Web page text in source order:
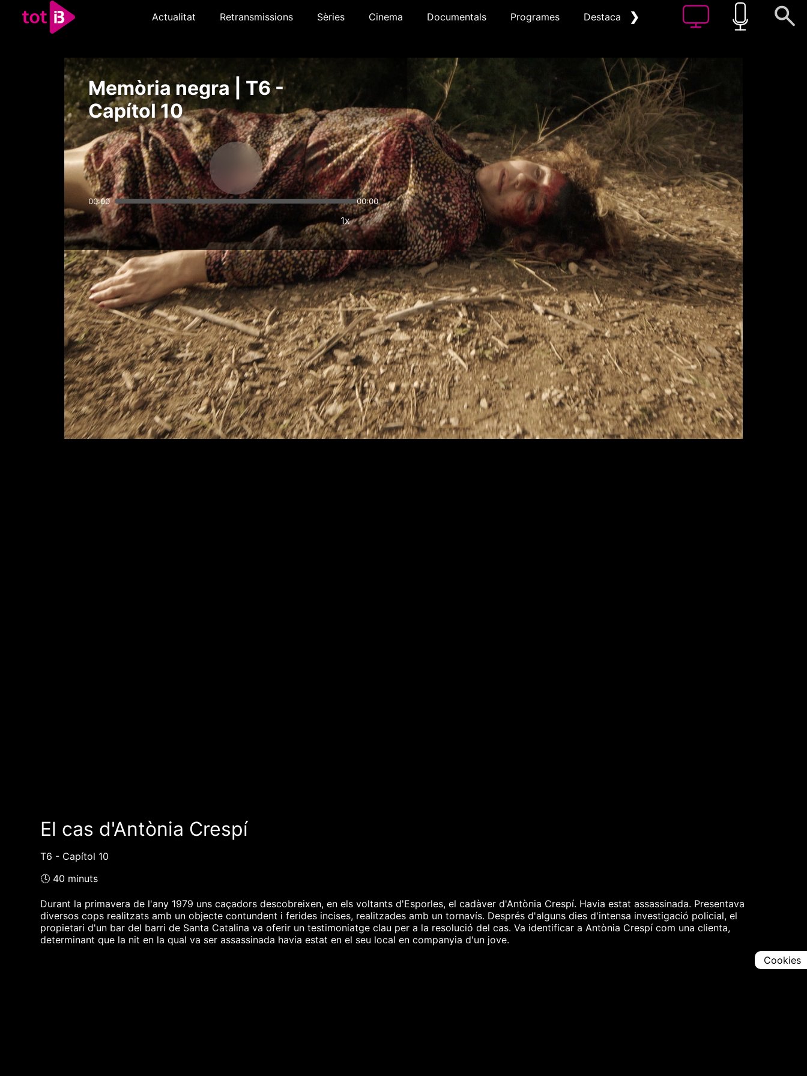
Actualitat Retransmissions Sèries Cinema Documentals Programes Destacat ❯
Memòria negra | T6 -
Capítol 10
00:00 00:00
1x
El cas d'Antònia Crespí
T6 - Capítol 10
🕓 40 minuts
Durant la primavera de l'any 1979 uns caçadors descobreixen, en els voltants d'Esporles, el cadàver d'Antònia Crespí. Havia estat assassinada. Presentava
diversos cops realitzats amb un objecte contundent i ferides incises, realitzades amb un tornavís. Després d'alguns dies d'intensa investigació policial, el
propietari d'un bar del barri de Santa Catalina va oferir un testimoniatge clau per a la resolució del cas. Va identificar a Antònia Crespí com una clienta,
determinant que la nit en la qual va ser assassinada havia estat en el seu local en companyia d'un jove.
Cookies